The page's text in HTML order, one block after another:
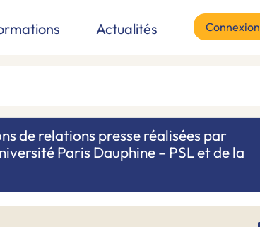
Actualités Connexion
de relations presse réalisées par
Paris Dauphine – PSL et de la